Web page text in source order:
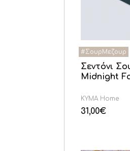
Σεντόνι
Midnight
KYMA Home
31,00€